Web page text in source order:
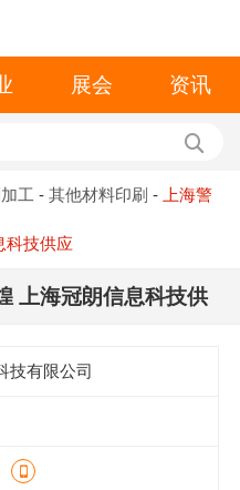
展会 资讯
工 -其他材料印刷 - 上海警
科技供应
上海冠朗信息科技供
技有限公司